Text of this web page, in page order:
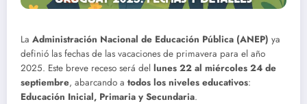
La Administración Nacional de Educación Pública (ANEP) ya
definió las fechas de las vacaciones de primavera para el año
2025. Este breve receso será del lunes 22 al miércoles 24 de
septiembre, abarcando a todos los niveles educativos:
Educación Inicial, Primaria y Secundaria.